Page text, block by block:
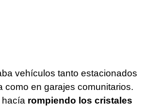
vehículos tanto estacionados
como en garajes comunitarios.
hacía rompiendo los cristales